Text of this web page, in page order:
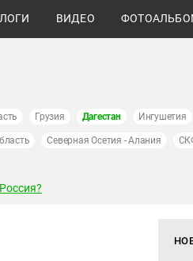
ВИДЕО
Грузия Дагестан Ингушетия
Северная Осетия - Алания